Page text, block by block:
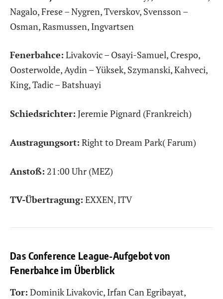
Nagalo, Frese – Nygren, Tverskov, Svensson –
Osman, Rasmussen, Ingvartsen
Fenerbahce: Livakovic – Osayi-Samuel, Crespo,
Oosterwolde, Aydin – Yüksek, Szymanski, Kahveci,
King, Tadic – Batshuayi
Schiedsrichter: Jeremie Pignard (Frankreich)
Austragungsort: Right to Dream Park( Farum)
Anstoß: 21:00 Uhr (MEZ)
TV-Übertragung: EXXEN, ITV
Das Conference League-Aufgebot von
Fenerbahce im Überblick
Tor: Dominik Livakovic, Irfan Can Egribayat,